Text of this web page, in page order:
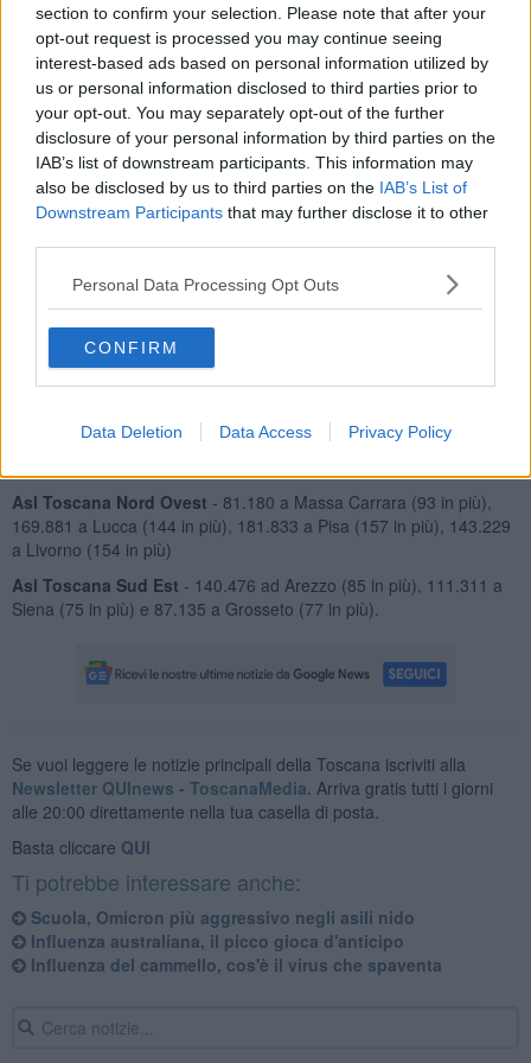
section to confirm your selection. Please note that after your
opt-out request is processed you may continue seeing
interest-based ads based on personal information utilized by
us or personal information disclosed to third parties prior to
your opt-out. You may separately opt-out of the further
disclosure of your personal information by third parties on the
IAB’s list of downstream participants. This information may
also be disclosed by us to third parties on the IAB’s List of
Downstream Participants that may further disclose it to other
Personal Data Processing Opt Outs
CONFIRM
Data Deletion Data Access Privacy Policy
I guariti oggi sono739per un totale di 1.473.120 persone che
rappresentano il 94,5% di coloro che sono stati colpiti dal Covid sul
territorio regionale.
Gli attualmente positivi sono oggi74.001, +0,5% rispetto a ieri.
Aumenta il numero dei ricoverati, oggi sono575(9 in più rispetto a
73.426
persone con l'infezione in corso sono in isolamento a
casa con sintomi lievi che non richiedono cure ospedaliere o prive
di sintomi (336 in più rispetto a ieri, più 0,5%).
Di seguito i casi di positività sul territorio con la variazione provincia
per provincia rispetto a ieri:
- sono 418.456 i casi complessivi ad oggi a
Firenze (211 in più rispetto a ieri), 102.104 in provincia di Prato (43
Asl Toscana Nord Ovest - 81.180 a Massa Carrara (93 in più),
169.881 a Lucca (144 in più), 181.833 a Pisa (157 in più), 143.229
a Livorno (154 in più)
Asl Toscana Sud Est - 140.476 ad Arezzo (85 in più), 111.311 a
Siena (75 in più) e 87.135 a Grosseto (77 in più).
Se vuoi leggere le notizie principali della Toscana iscriviti alla
Newsletter QUInews - ToscanaMedia. Arriva gratis tutti i giorni
alle 20:00 direttamente nella tua casella di posta.
Basta cliccare QUI
Ti potrebbe interessare anche:
Scuola, Omicron più aggressivo negli asili nido
Influenza australiana, il picco gioca d'anticipo
Influenza del cammello, cos'è il virus che spaventa